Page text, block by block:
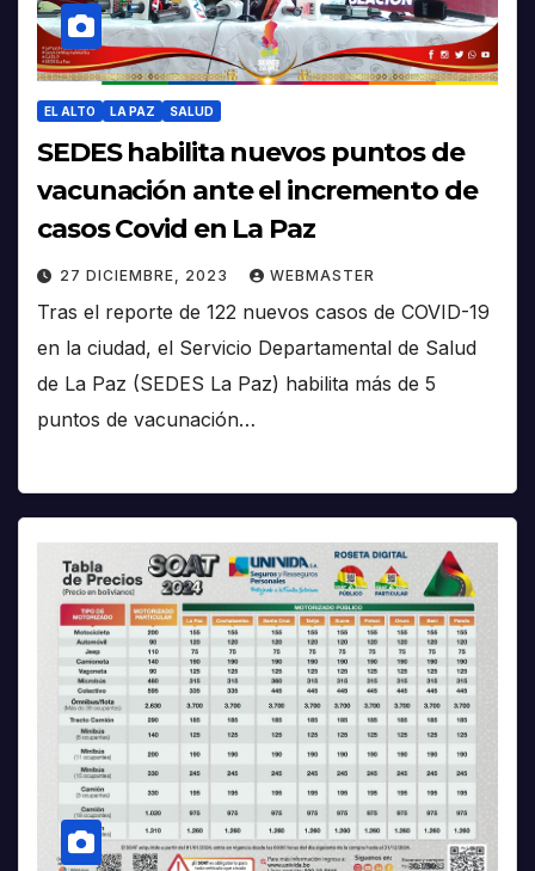
EL ALTO LA PAZ SALUD
SEDES habilita nuevos puntos de
vacunación ante el incremento de
casos Covid en La Paz
27 DICIEMBRE, 2023 WEBMASTER
Tras el reporte de 122 nuevos casos de COVID-19
en la ciudad, el Servicio Departamental de Salud
de La Paz (SEDES La Paz) habilita más de 5
puntos de vacunación…